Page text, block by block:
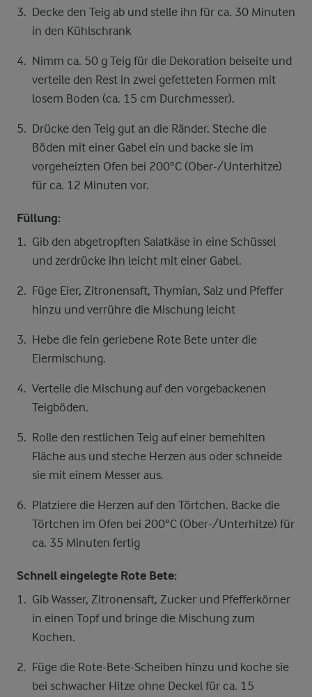
Decke den Teig ab und stelle ihn für ca. 30 Minuten
in den Kühlschrank
Nimm ca. 50 g Teig für die Dekoration beiseite und
verteile den Rest in zwei gefetteten Formen mit
losem Boden (ca. 15 cm Durchmesser).
Drücke den Teig gut an die Ränder. Steche die
Böden mit einer Gabel ein und backe sie im
vorgeheizten Ofen bei 200°C (Ober-/Unterhitze)
für ca. 12 Minuten vor.
Füllung:
Gib den abgetropften Salatkäse in eine Schüssel
und zerdrücke ihn leicht mit einer Gabel.
Füge Eier, Zitronensaft, Thymian, Salz und Pfeffer
hinzu und verrühre die Mischung leicht
Hebe die fein geriebene Rote Bete unter die
Eiermischung.
Verteile die Mischung auf den vorgebackenen
Teigböden.
Rolle den restlichen Teig auf einer bemehlten
Fläche aus und steche Herzen aus oder schneide
sie mit einem Messer aus.
Platziere die Herzen auf den Törtchen. Backe die
Törtchen im Ofen bei 200°C (Ober-/Unterhitze) für
ca. 35 Minuten fertig
Schnell eingelegte Rote Bete:
Gib Wasser, Zitronensaft, Zucker und Pfefferkörner
in einen Topf und bringe die Mischung zum
Kochen.
Füge die Rote-Bete-Scheiben hinzu und koche sie
bei schwacher Hitze ohne Deckel für ca. 15